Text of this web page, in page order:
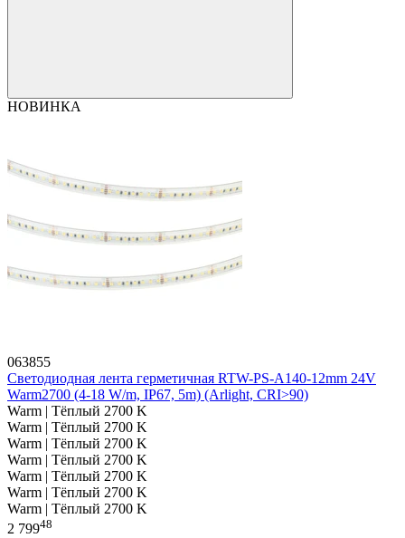
НОВИНКА
063855
Светодиодная лента герметичная RTW-PS-A140-12mm 24V
Warm2700 (4-18 W/m, IP67, 5m) (Arlight, CRI>90)
Warm | Тёплый 2700 K
Warm | Тёплый 2700 K
Warm | Тёплый 2700 K
Warm | Тёплый 2700 K
Warm | Тёплый 2700 K
Warm | Тёплый 2700 K
Warm | Тёплый 2700 K
2 79948